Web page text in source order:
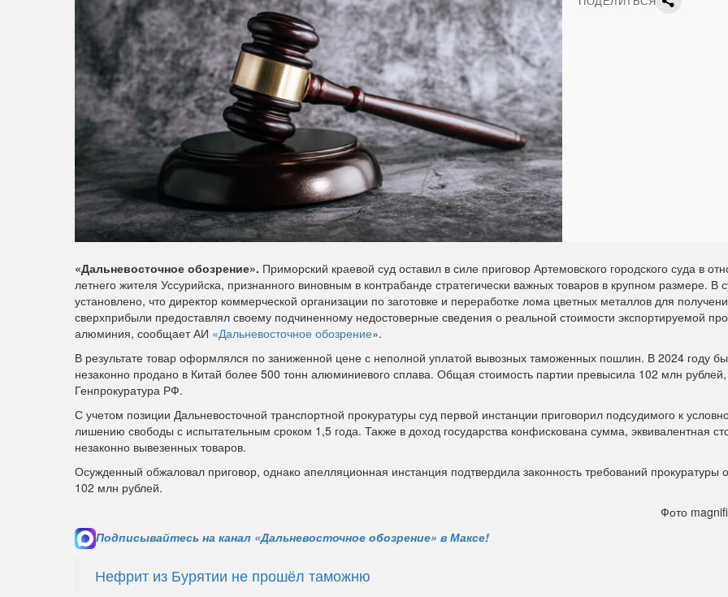
«Дальневосточное обозрение». Приморский краевой суд оставил в силе приговор Артемовского городского суда в
летнего жителя Уссурийска, признанного виновным в контрабанде стратегически важных товаров в крупном размере. В
установлено, что директор коммерческой организации по заготовке и переработке лома цветных металлов для
сверхприбыли предоставлял своему подчиненному недостоверные сведения о реальной стоимости экспортируемой
алюминия, сообщает АИ «Дальневосточное обозрение».
В результате товар оформлялся по заниженной цене с неполной уплатой вывозных таможенных пошлин. В 2024 году
незаконно продано в Китай более 500 тонн алюминиевого сплава. Общая стоимость партии превысила 102 млн
Генпрокуратура РФ.
С учетом позиции Дальневосточной транспортной прокуратуры суд первой инстанции приговорил подсудимого к
лишению свободы с испытательным сроком 1,5 года. Также в доход государства конфискована сумма, эквивалентная
незаконно вывезенных товаров.
Осужденный обжаловал приговор, однако апелляционная инстанция подтвердила законность требований прокуратуры
102 млн рублей.
Фото
Подписывайтесь на канал «Дальневосточное обозрение» в Максе!
Нефрит из Бурятии не прошёл таможню